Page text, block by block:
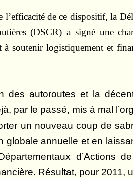
de ce dispositif, la
(DSCR) a signé une
soutenir logistiquement et
des autoroutes et la
par le passé, mis à mal
un nouveau coup de
globale annuelle et en
d’Actions
Résultat, pour 2011,